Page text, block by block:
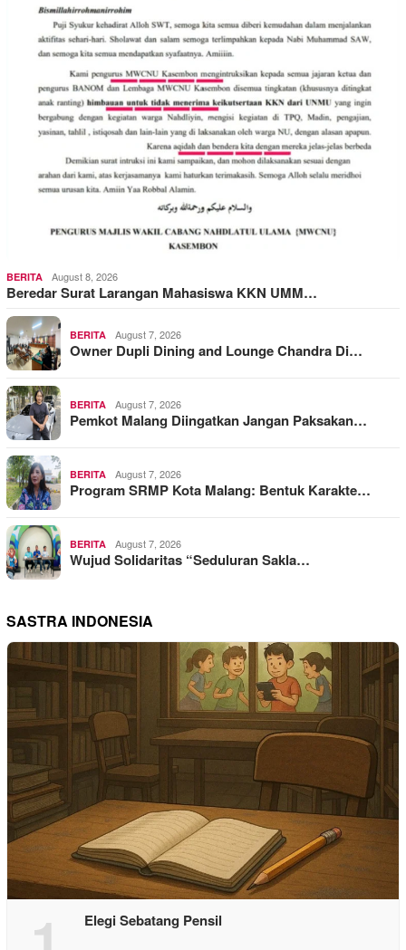
BERITA August 8, 2026
Beredar Surat Larangan Mahasiswa KKN UMM…
BERITA August 7, 2026
Owner Dupli Dining and Lounge Chandra Di…
BERITA August 7, 2026
Pemkot Malang Diingatkan Jangan Paksakan…
BERITA August 7, 2026
Program SRMP Kota Malang: Bentuk Karakte…
BERITA August 7, 2026
Wujud Solidaritas “Seduluran Sakla…
SASTRA INDONESIA
Elegi Sebatang Pensil